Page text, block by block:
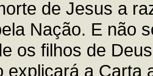
de Jesus a
Nação. E não
os filhos de
explicará a Carta